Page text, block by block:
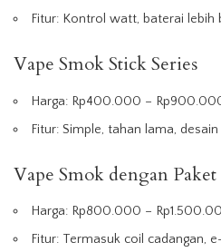
Fitur: Kontrol watt, baterai lebih
Vape Smok Stick Series
Harga: Rp400.000 –
Fitur: Simple, tahan lama, desain
Vape Smok dengan
Harga: Rp800.000 –
Fitur: Termasuk coil cadangan,